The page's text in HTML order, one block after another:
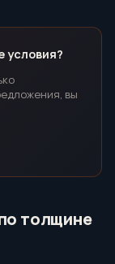
условия?
вы
толщине